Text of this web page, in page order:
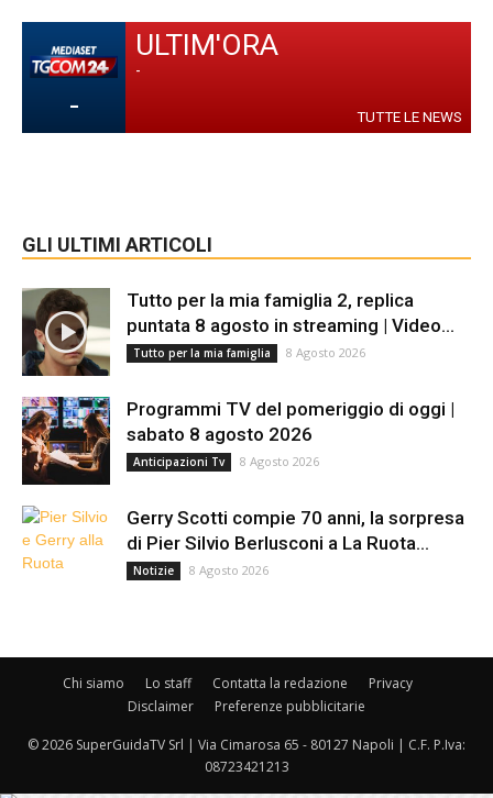
-
ULTIM'ORA
-
TUTTE LE NEWS
GLI ULTIMI ARTICOLI
Tutto per la mia famiglia 2, replica
puntata 8 agosto in streaming | Video...
Tutto per la mia famiglia 8 Agosto 2026
Programmi TV del pomeriggio di oggi |
sabato 8 agosto 2026
Anticipazioni Tv 8 Agosto 2026
Gerry Scotti compie 70 anni, la sorpresa
di Pier Silvio Berlusconi a La Ruota...
Notizie 8 Agosto 2026
Chi siamo Lo staff Contatta la redazione
Privacy
Disclaimer
Preferenze pubblicitarie
© 2026 SuperGuidaTV Srl | Via Cimarosa 65 - 80127 Napoli | C.F. P.Iva:
08723421213